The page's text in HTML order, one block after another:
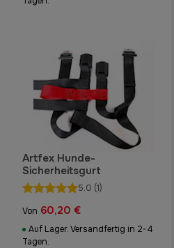
Artfex Hunde-
Sicherheitsgurt
5.0 (1)
Von 60,20 €
Auf Lager. Versandfertig in 2-4
Tagen.